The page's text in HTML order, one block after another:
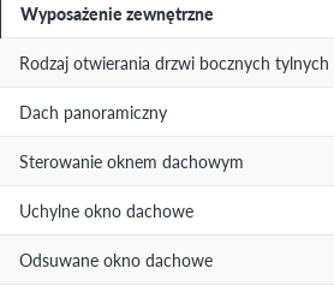
Wyposażenie zewnętrzne
Rodzaj otwierania drzwi bocznych tylnych
Dach panoramiczny
Sterowanie oknem dachowym
Uchylne okno dachowe
Odsuwane okno dachowe